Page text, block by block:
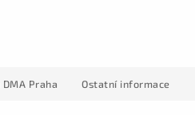
DMA Praha Ostatní informace